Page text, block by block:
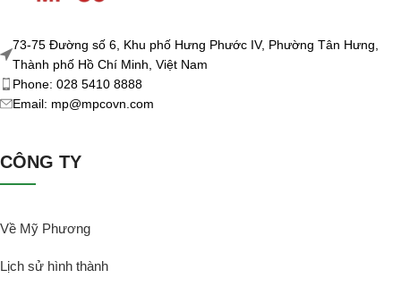
73-75 Đường số 6, Khu phố Hưng Phước IV, Phường Tân Hưng,
Thành phố Hồ Chí Minh, Việt Nam
Phone: 028 5410 8888
Email: mp@mpcovn.com
CÔNG TY
Về Mỹ Phương
Lịch sử hình thành